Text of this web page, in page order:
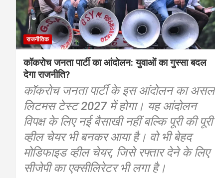
राजनीतिक
कॉकरोच जनता पार्टी का आंदोलन: युवाओं का गुस्सा बदल
देगा राजनीति?
कॉकरोच जनता पार्टी के इस आंदोलन का असल
लिटमस टेस्ट 2027 में होगा। यह आंदोलन
विपक्ष के लिए नई बैसाखी नहीं बल्कि पूरी की पूरी
व्हील चेयर भी बनकर आया है। वो भी बेहद
मोडिफाइड व्हील चेयर, जिसे रफ्तार देने के लिए
सीजेपी का एक्सीलिरेटर भी लगा है।